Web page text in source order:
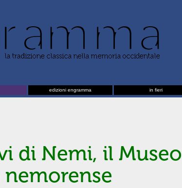
edizioni engramma in fieri
di Nemi, il Museo